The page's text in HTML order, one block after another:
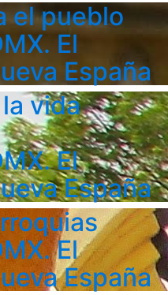
el pueblo
El
España
vida
El
España
El
España